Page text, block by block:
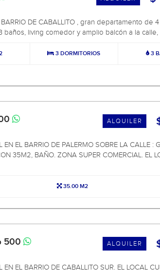
BARRIO DE CABALLITO , gran departamento de
baños, living comedor y amplio balcón a la calle,
3 DORMITORIOS 3
ALQUILER
EN EL BARRIO DE PALERMO SOBRE LA CALLE :
35M2, BAÑO. ZONA SUPER COMERCIAL. EL
35.00 M2
ALQUILER
500
EN EL BARRIO DE CABALLITO SUR. EL LOCAL